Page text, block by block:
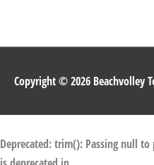
Copyright © 2026 Beachvolley
Deprecated: trim(): Passing null